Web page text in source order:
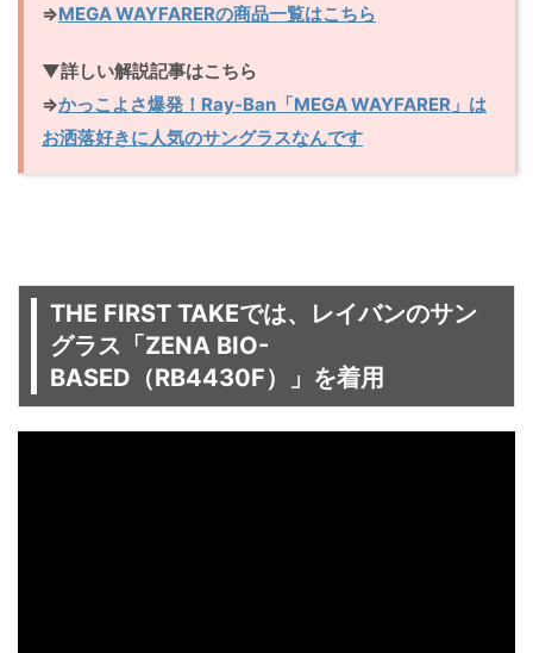
⇒MEGA WAYFARERの商品一覧はこちら
▼詳しい解説記事はこちら
⇒かっこよさ爆発！Ray-Ban「MEGA WAYFARER」は
お洒落好きに人気のサングラスなんです
THE FIRST TAKEでは、レイバンのサン
グラス「ZENA BIO-
BASED（RB4430F）」を着用